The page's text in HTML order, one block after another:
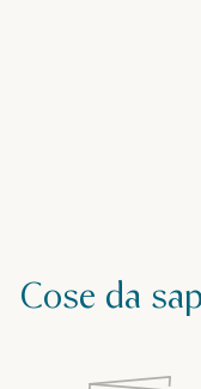
Cose da